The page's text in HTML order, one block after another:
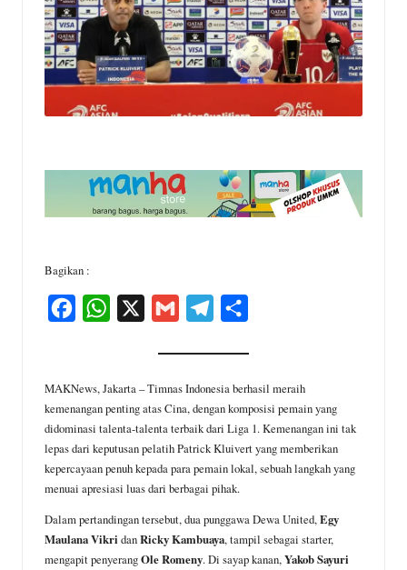
Bagikan :
e
b
o
o
k
W
t
s
A
p
p
i
l
e
g
r
a
m
r
e
MAKNews, Jakarta – Timnas Indonesia berhasil meraih
kemenangan penting atas Cina, dengan komposisi pemain yang
didominasi talenta-talenta terbaik dari Liga 1. Kemenangan ini tak
lepas dari keputusan pelatih Patrick Kluivert yang memberikan
kepercayaan penuh kepada para pemain lokal, sebuah langkah yang
menuai apresiasi luas dari berbagai pihak.
Dalam pertandingan tersebut, dua punggawa Dewa United,Egy
Maulana Vikri danRicky Kambuaya, tampil sebagai starter,
mengapit penyerangOle Romeny. Di sayap kanan,Yakob Sayuri